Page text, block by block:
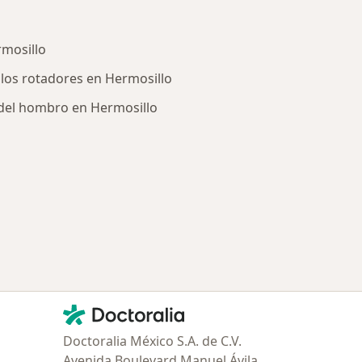
rotadores en Hermosillo
hombro en Hermosillo
Contacto
Doctoralia - Página de inicio
Doctoralia México S.A. de C.V.